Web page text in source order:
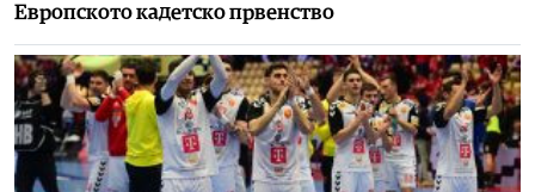
Европското кадетско првенство